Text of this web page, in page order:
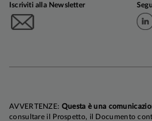
Iscriviti alla Newsletter
AVVERTENZE: Questa è una
consultare il Prospetto, il Documento